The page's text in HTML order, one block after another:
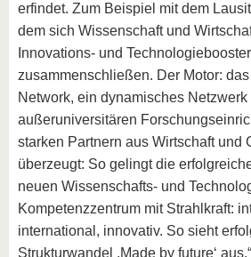
erfindet. Zum Beispiel mit dem
dem sich Wissenschaft und
Innovations- und Technologiebooster
zusammenschließen. Der Motor:
Network, ein dynamisches Netzwerk
außeruniversitären
starken Partnern aus Wirtschaft und
überzeugt: So gelingt die
neuen Wissenschafts- und
Kompetenzzentrum mit Strahlkraft:
international, innovativ. So sieht
Strukturwandel ,Made by future‘ aus.“